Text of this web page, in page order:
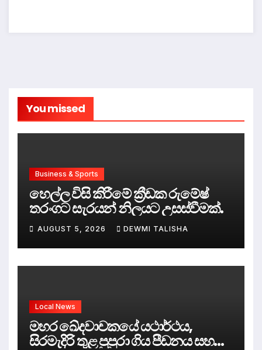
You missed
Business & Sports
හෙල්ල විසි කිරීමේ ක්‍රීඩක රුමේෂ්
තරංගට සැරයන් නිලයට උසස්වීමක්.
AUGUST 5, 2026 DEWMI TALISHA
Local News
මහර ඛේදවාචකයේ යථාර්ථය,
සිරමැදිරි තුළ පුපුරා ගිය පීඩනය සහ